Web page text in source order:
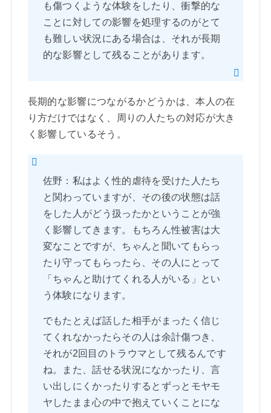
も傷つくような体験をしたり、衝撃的な
ことに対しての影響を処理するのがとて
も難しい状況にある場合は、それが長期
的な影響として残ることがあります。
長期的な影響につながるかどうかは、本人の在
り方だけではなく、周りの人たちの対応が大き
く影響しているそう。
佐野：私はよく性的虐待を受けた人たち
と関わっていますが、その後の状態は話
をした人がどう扱ったかということが強
く影響してきます。もちろん性被害は大
変なことですが、ちゃんと聞いてもらっ
たり守ってもらったら、その人にとって
「ちゃんと助けてくれる人がいる」とい
う体験になります。
でもたとえば話した相手がまったく信じ
てくれなかったらその人は余計傷つき、
それが2回目のトラウマとして残るんです
ね。また、話せる状況になかったり、言
い出しにくかったりするとずっとモヤモ
ヤしたまま心の中で抱えていくことにな